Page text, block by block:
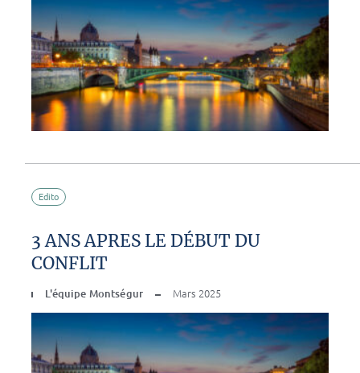
Edito
3 ANS APRES LE DÉBUT DU
CONFLIT
L'équipe Montségur Mars 2025